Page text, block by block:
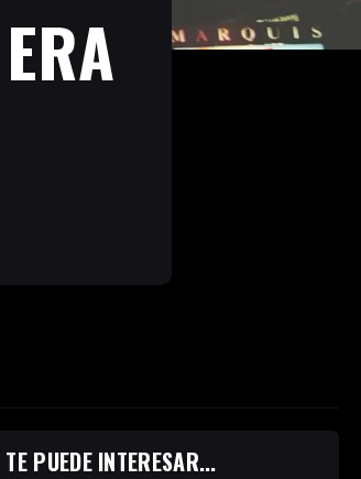
PUEDE INTERESAR...